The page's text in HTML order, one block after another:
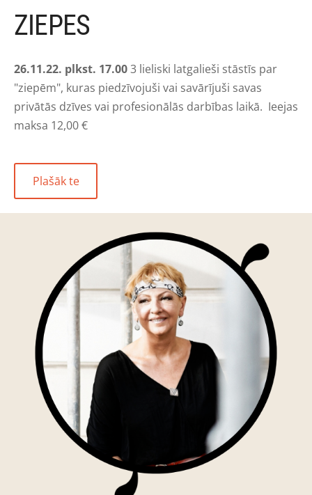
ZIEPES
26.11.22. plkst. 17.003 lieliski latgalieši stāstīs par
"ziepēm", kuras piedzīvojuši vai savārījuši savas
privātās dzīves vai profesionālās darbības laikā. Ieejas
maksa 12,00 €
​Plašāk te​